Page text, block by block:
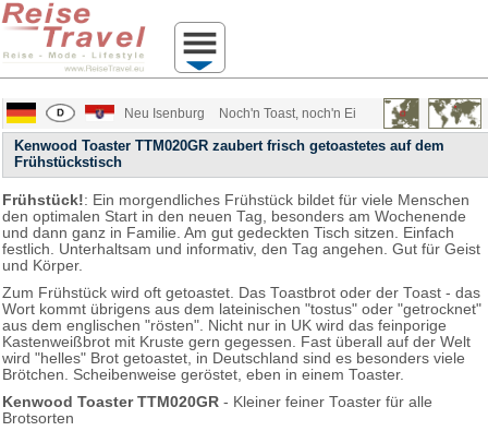
Neu Isenburg Noch'n Toast, noch'n Ei
Kenwood Toaster TTM020GR zaubert frisch getoastetes auf dem
Frühstückstisch
Frühstück!: Ein morgendliches Frühstück bildet für viele Menschen
den optimalen Start in den neuen Tag, besonders am Wochenende
und dann ganz in Familie. Am gut gedeckten Tisch sitzen. Einfach
festlich. Unterhaltsam und informativ, den Tag angehen. Gut für Geist
und Körper.
Zum Frühstück wird oft getoastet. Das Toastbrot oder der Toast - das
Wort kommt übrigens aus dem lateinischen "tostus" oder "getrocknet"
aus dem englischen "rösten". Nicht nur in UK wird das feinporige
Kastenweißbrot mit Kruste gern gegessen. Fast überall auf der Welt
wird "helles" Brot getoastet, in Deutschland sind es besonders viele
Brötchen. Scheibenweise geröstet, eben in einem Toaster.
Kenwood Toaster TTM020GR - Kleiner feiner Toaster für alle
Brotsorten